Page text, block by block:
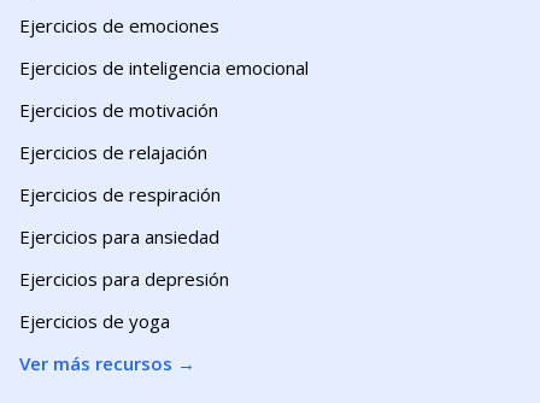
Ejercicios de emociones
Ejercicios de inteligencia emocional
Ejercicios de motivación
Ejercicios de relajación
Ejercicios de respiración
Ejercicios para ansiedad
Ejercicios para depresión
Ejercicios de yoga
Ver más recursos →